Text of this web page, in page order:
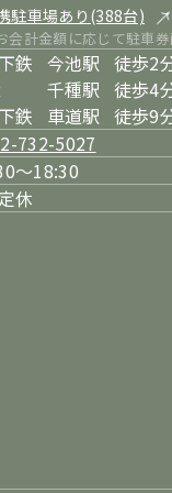
駐車場あり(388台)
会計金額に応じて駐車
鉄 今池駅 徒歩2
千種駅 徒歩4
鉄
車道駅 徒歩9
732-5027
～18:30
休